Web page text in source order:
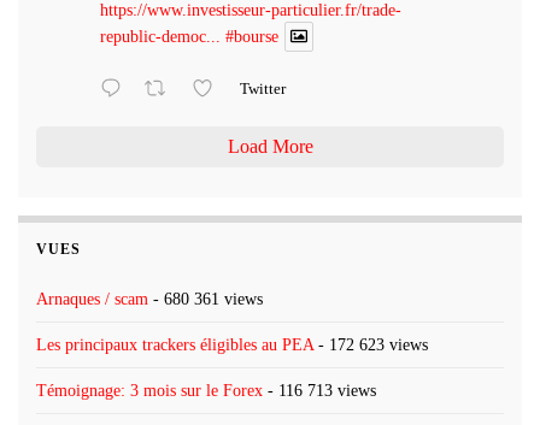
https://www.investisseur-particulier.fr/trade-
republic-democ... #bourse
Twitter
Load More
VUES
Arnaques / scam - 680 361 views
Les principaux trackers éligibles au PEA - 172 623 views
Témoignage: 3 mois sur le Forex - 116 713 views